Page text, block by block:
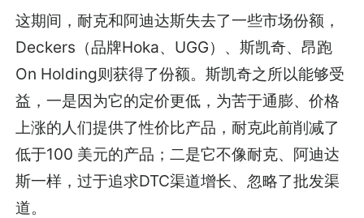
这期间，耐克和阿迪达斯失去了一些市场份额，
Deckers（品牌Hoka、UGG）、斯凯奇、昂跑
On Holding则获得了份额。斯凯奇之所以能够受
益，一是因为它的定价更低，为苦于通膨、价格
上涨的人们提供了性价比产品，耐克此前削减了
低于100 美元的产品；二是它不像耐克、阿迪达
斯一样，过于追求DTC渠道增长、忽略了批发渠
道。